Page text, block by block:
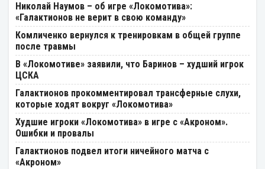
Николай Наумов – об игре «Локомотива»:
«Галактионов не верит в свою команду»
Комличенко вернулся к тренировкам в общей группе
после травмы
В «Локомотиве» заявили, что Баринов – худший игрок
ЦСКА
Галактионов прокомментировал трансферные слухи,
которые ходят вокруг «Локомотива»
Худшие игроки «Локомотива» в игре с «Акроном».
Ошибки и провалы
Галактионов подвел итоги ничейного матча с
«Акроном»